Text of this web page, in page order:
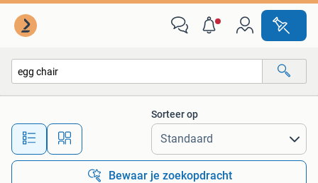
Alle afstanden…
Sorteer op
Bewaar je zoekopdracht